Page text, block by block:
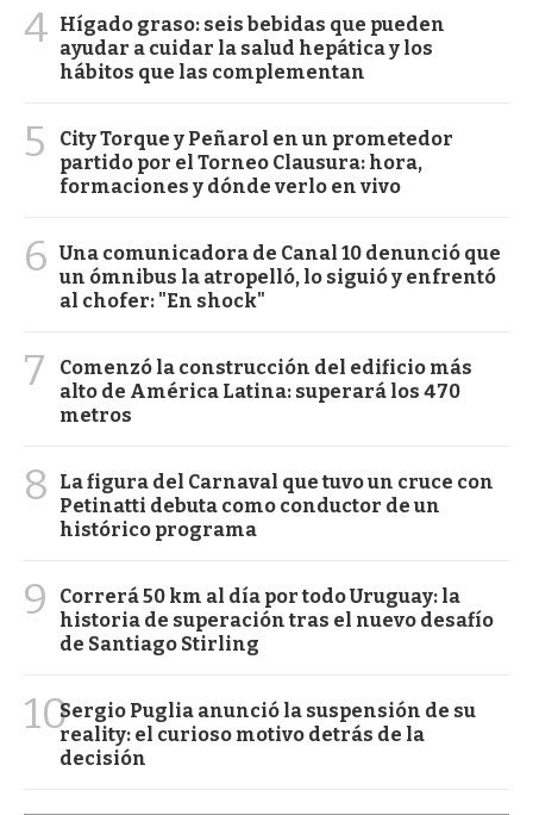
4 Hígado graso: seis bebidas que pueden
ayudar a cuidar la salud hepática y los
hábitos que las complementan
5
City Torque y Peñarol en un prometedor
partido por el Torneo Clausura: hora,
formaciones y dónde verlo en vivo
6 Una comunicadora de Canal 10 denunció que
un ómnibus la atropelló, lo siguió y enfrentó
al chofer: "En shock"
7
Comenzó la construcción del edificio más
alto de América Latina: superará los 470
metros
8
La figura del Carnaval que tuvo un cruce con
Petinatti debuta como conductor de un
histórico programa
9
Correrá 50 km al día por todo Uruguay: la
historia de superación tras el nuevo desafío
de Santiago Stirling
10Sergio Puglia anunció la suspensión de su
reality: el curioso motivo detrás de la
decisión